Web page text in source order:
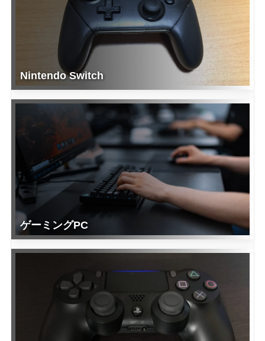
Nintendo Switch
ゲーミングPC